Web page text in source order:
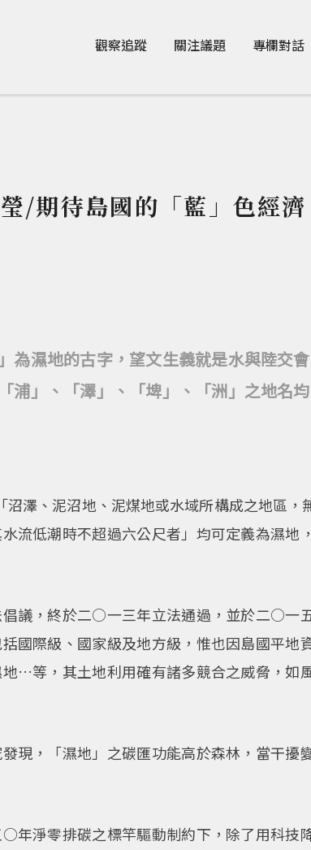
觀察追蹤 關注議題 專欄對話
/期待島國的「藍」色經濟
為濕地的古字，望文生義就是水與陸交
浦」、「澤」、「埤」、「洲」之地名
澤、泥沼地、泥煤地或水域所構成之地區
流低潮時不超過六公尺者」均可定義為濕地
議，終於二○一三年立法通過，並於二○一
國際級、國家級及地方級，惟也因島國平地
…等，其土地利用確有諸多競合之威脅，如
現，「濕地」之碳匯功能高於森林，當干擾
淨零排碳之標竿驅動制約下，除了用科技